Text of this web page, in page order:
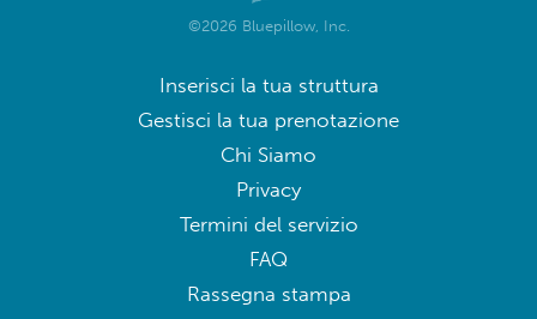
©2026 Bluepillow, Inc.
Inserisci la tua struttura
Gestisci la tua prenotazione
Chi Siamo
Privacy
Termini del servizio
FAQ
Rassegna stampa